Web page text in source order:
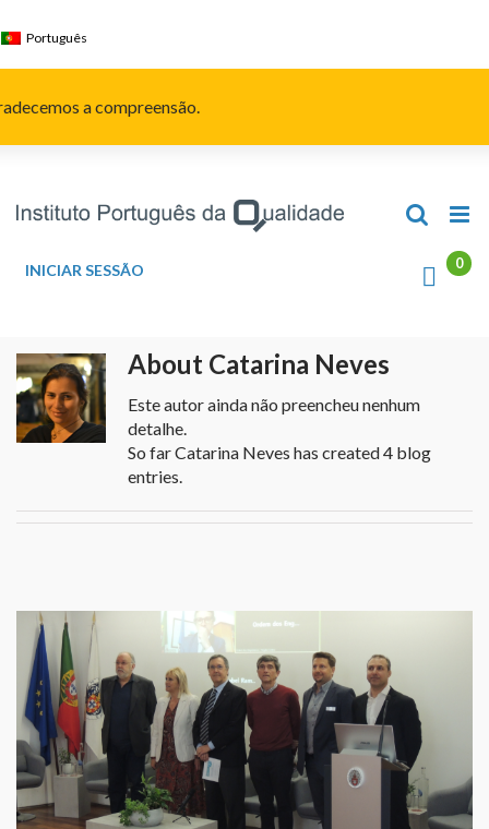
to
Português
a compreensão.
INICIAR SESSÃO
About Catarina Neves
Este autor ainda não preencheu nenhum
detalhe.
So far Catarina Neves has created 4 blog
entries.